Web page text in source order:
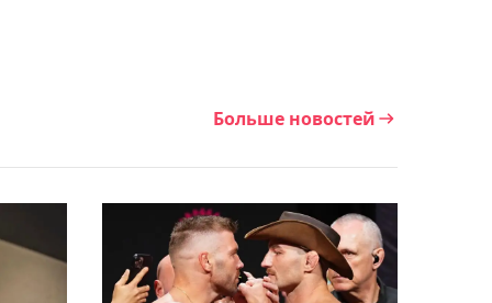
Даниил Медведев
потерпел поражение в
стартовом матче в
Монреале
Больше новостей